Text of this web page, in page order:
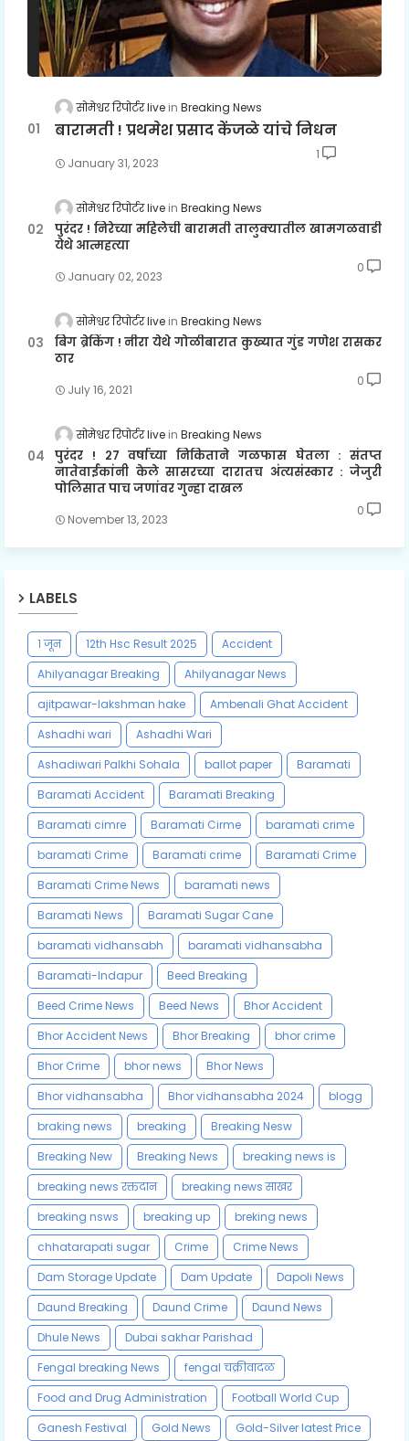
सोमेश्वर रिपोर्टर live Breaking News
बारामती ! प्रथमेश प्रसाद केंजळे यांचे निधन
January 31, 2023
1
सोमेश्वर रिपोर्टर live Breaking News
पुरंदर ! निरेच्या महिलेची बारामती तालुक्यातील खामगळवाडी
येथे आत्महत्या
January 02, 2023
0
सोमेश्वर रिपोर्टर live Breaking News
बिग ब्रेकिंग ! नीरा येथे गोळीबारात कुख्यात गुंड गणेश रासकर
ठार
July 16, 2021
0
सोमेश्वर रिपोर्टर live Breaking News
पुरंदर ! २७ वर्षाच्या निकिताने गळफास घेतला : संतप्त
नातेवाईकांनी केले सासरच्या दारातच अंत्यसंस्कार : जेजुरी
पोलिसात पाच जणांवर गुन्हा दाखल
November 13, 2023
0
LABELS
१ जून 12th Hsc Result 2025
Accident
Ahilyanagar Breaking
Ahilyanagar News
ajitpawar-lakshman hake
Ambenali Ghat Accident
Ashadhi wari
Ashadhi Wari
Ashadiwari Palkhi Sohala
ballot paper
Baramati
Baramati Accident
Baramati Breaking
Baramati cimre
Baramati Cirme
baramati crime
baramati Crime
Baramati crime
Baramati Crime
Baramati Crime News
baramati news
Baramati News
Baramati Sugar Cane
baramati vidhansabh
baramati vidhansabha
Baramati-Indapur
Beed Breaking
Beed Crime News
Beed News
Bhor Accident
Bhor Accident News
Bhor Breaking
bhor crime
Bhor Crime
bhor news
Bhor News
Bhor vidhansabha
Bhor vidhansabha 2024
blogg
braking news
breaking
Breaking Nesw
Breaking New
Breaking News
breaking news is
breaking news रक्तदान
breaking news साखर
breaking nsws
breaking up
breking news
chhatarapati sugar
Crime
Crime News
Dam Storage Update
Dam Update
Dapoli News
Daund Breaking
Daund Crime
Daund News
Dhule News
Dubai sakhar Parishad
Fengal breaking News
fengal चक्रीवादळ
Food and Drug Administration
Football World Cup
Ganesh Festival
Gold News
Gold-Silver latest Price